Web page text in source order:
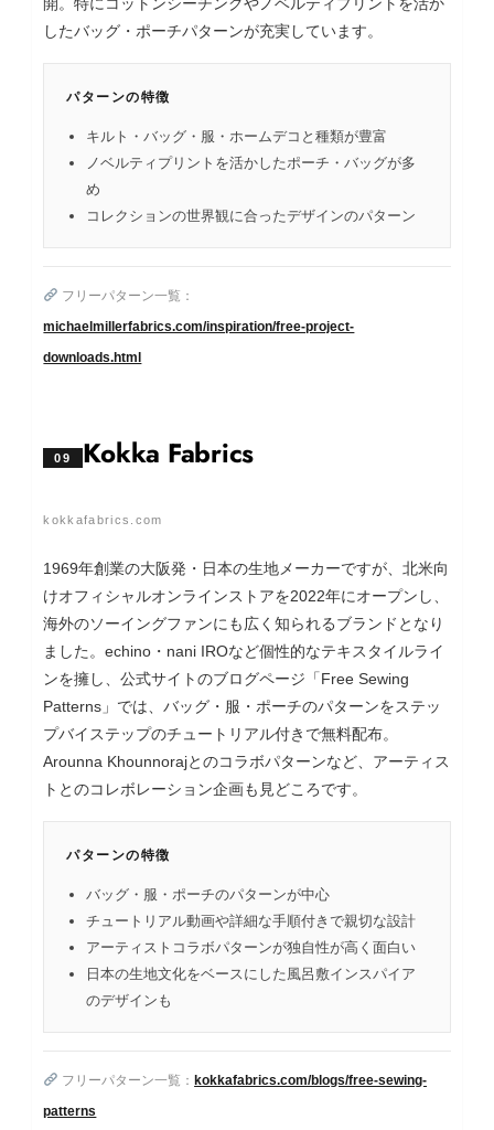
したバッグ・ポーチパターンが充実しています。
パターンの特徴
キルト・バッグ・服・ホームデコと種類が豊富
ノベルティプリントを活かしたポーチ・バッグが多
め
コレクションの世界観に合ったデザインのパターン
フリーパターン一覧：
michaelmillerfabrics.com/inspiration/free-project-
downloads.html
09 Kokka Fabrics
kokkafabrics.com
1969年創業の大阪発・日本の生地メーカーですが、北米向
けオフィシャルオンラインストアを2022年にオープンし、
海外のソーイングファンにも広く知られるブランドとなり
ました。echino・nani IROなど個性的なテキスタイルライ
ンを擁し、公式サイトのブログページ「Free Sewing
Patterns」では、バッグ・服・ポーチのパターンをステッ
プバイステップのチュートリアル付きで無料配布。
Arounna Khounnorajとのコラボパターンなど、アーティス
トとのコレボレーション企画も見どころです。
パターンの特徴
バッグ・服・ポーチのパターンが中心
チュートリアル動画や詳細な手順付きで親切な設計
アーティストコラボパターンが独自性が高く面白い
日本の生地文化をベースにした風呂敷インスパイア
のデザインも
フリーパターン一覧： kokkafabrics.com/blogs/free-sewing-
patterns